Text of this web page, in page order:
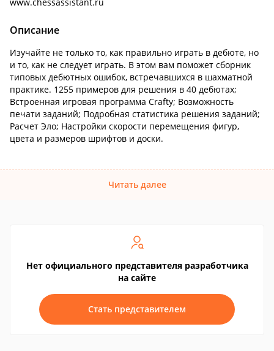
Описание
Изучайте не только то, как правильно играть в дебюте, но
и то, как не следует играть. В этом вам поможет сборник
типовых дебютных ошибок, встречавшихся в шахматной
практике. 1255 примеров для решения в 40 дебютах;
Встроенная игровая программа Crafty; Возможность
печати заданий; Подробная статистика решения заданий;
Расчет Эло; Настройки скорости перемещения фигур,
цвета и размеров шрифтов и доски.
Читать далее
Нет официального представителя разработчика
на сайте
Стать представителем